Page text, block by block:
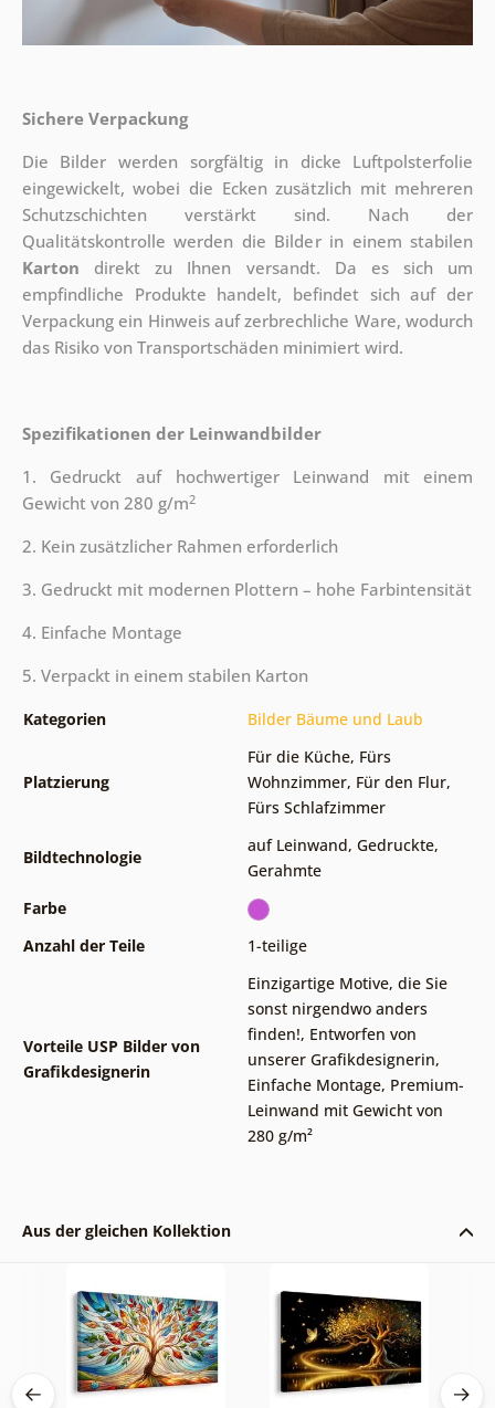
Sichere Verpackung
Die Bilder werden sorgfältig in dicke Luftpolsterfolie
eingewickelt, wobei die Ecken zusätzlich mit mehreren
Schutzschichten verstärkt sind. Nach der
Qualitätskontrolle werden die Bilder in einem stabilen
Karton direkt zu Ihnen versandt. Da es sich um
empfindliche Produkte handelt, befindet sich auf der
Verpackung ein Hinweis auf zerbrechliche Ware, wodurch
das Risiko von Transportschäden minimiert wird.
Spezifikationen der Leinwandbilder
1. Gedruckt auf hochwertiger Leinwand mit einem
Gewicht von 280 g/m2
2. Kein zusätzlicher Rahmen erforderlich
3. Gedruckt mit modernen Plottern – hohe Farbintensität
4. Einfache Montage
5. Verpackt in einem stabilen Karton
Kategorien Bilder Bäume und Laub
Platzierung
Für die Küche, Fürs
Wohnzimmer, Für den Flur,
Fürs Schlafzimmer
Bildtechnologie
auf Leinwand, Gedruckte,
Gerahmte
Farbe
Anzahl der Teile
1-teilige
Vorteile USP Bilder von
Grafikdesignerin
Einzigartige Motive, die Sie
sonst nirgendwo anders
finden!, Entworfen von
unserer Grafikdesignerin,
Einfache Montage, Premium-
Leinwand mit Gewicht von
280 g/m²
Aus der gleichen Kollektion